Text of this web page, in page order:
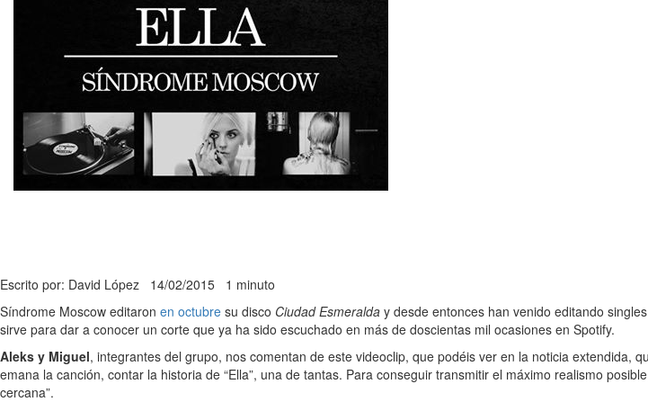
Escrito por: David López 14/02/2015 1 minuto
Síndrome Moscow editaron en octubre su disco Ciudad Esmeralda y desde entonces han venido editando
sirve para dar a conocer un corte que ya ha sido escuchado en más de doscientas mil ocasiones en Spotify.
Aleks y Miguel, integrantes del grupo, nos comentan de este videoclip, que podéis ver en la noticia extendida,
emana la canción, contar la historia de “Ella”, una de tantas. Para conseguir transmitir el máximo realismo
cercana”.